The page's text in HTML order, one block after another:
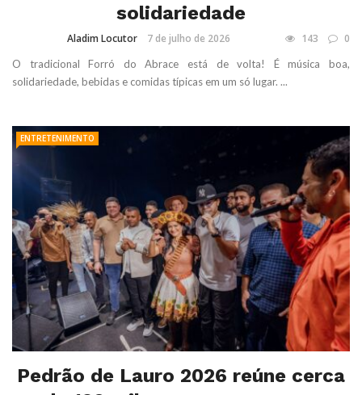
solidariedade
Aladim Locutor 7 de julho de 2026 143 0
O tradicional Forró do Abrace está de volta! É música boa,
solidariedade, bebidas e comidas típicas em um só lugar. ...
ENTRETENIMENTO
Pedrão de Lauro 2026 reúne cerca